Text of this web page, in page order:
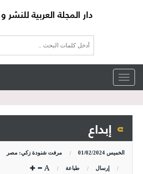
دار المجلة العربية للنشر و
Toggle
navigation
إبداع
الخميس 01/02/2024 مرفت شنودة زكي: مصر
إرسال طباعة